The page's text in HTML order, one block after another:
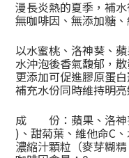
漫長炎熱的夏季， 補
無咖啡因、無添加糖
以水蜜桃、洛神葵、
水沖泡後香氣馥郁，
更添加可促進膠原蛋
補充水份同時維持明亮
成 份：蘋果、洛神
)、 甜菊葉、維他命C
濃縮汁顆粒（麥芽糊精